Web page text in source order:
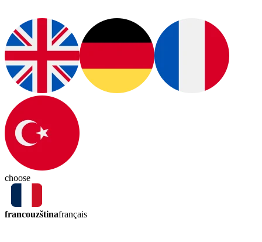
choose
francouzštinafrançais